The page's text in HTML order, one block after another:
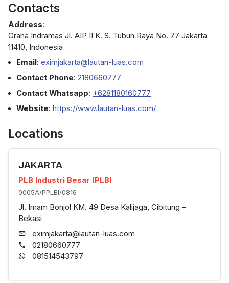
Contacts
Address:
Graha Indramas Jl. AIP II K. S. Tubun Raya No. 77 Jakarta
11410, Indonesia
Email : eximjakarta@lautan-luas.com
Contact Phone: 2180660777
Contact Whatsapp: +6281180160777
Website: https://www.lautan-luas.com/
Locations
JAKARTA
PLB Industri Besar (PLB)
0005A/PPLBI/0816
Jl. Imam Bonjol KM. 49 Desa Kalijaga, Cibitung –
Bekasi
eximjakarta@lautan-luas.com
02180660777
081514543797